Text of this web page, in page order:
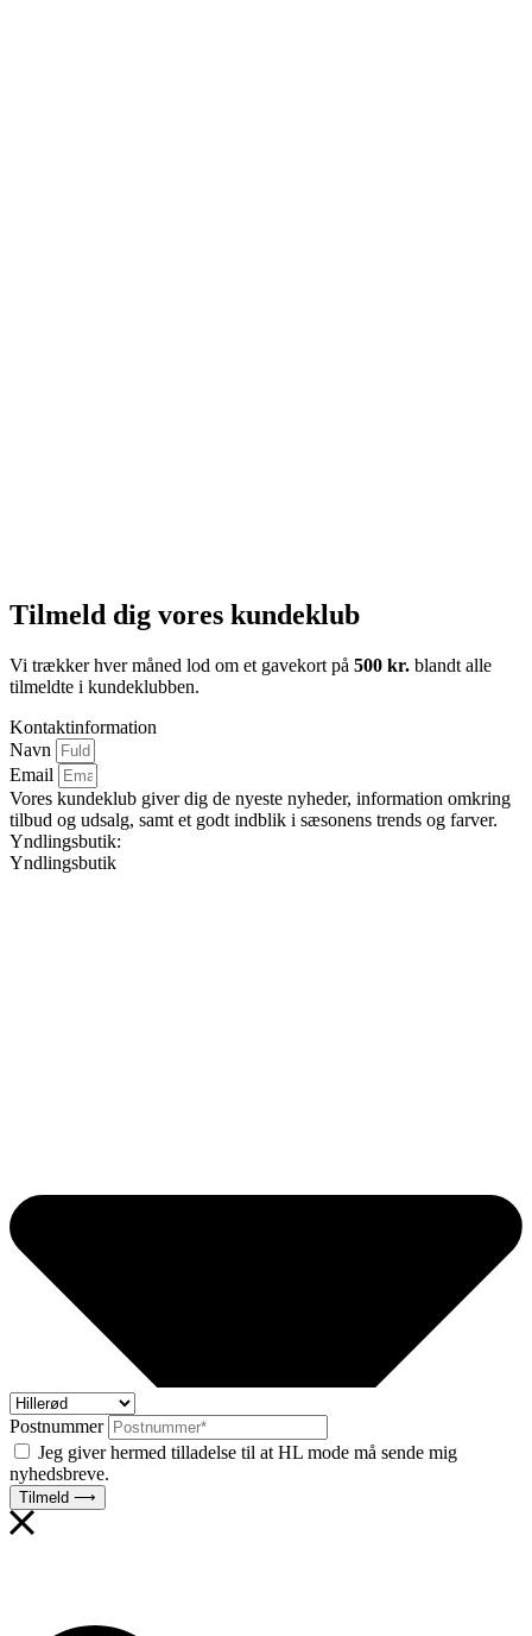
Tilmeld dig vores kundeklub
Vi trækker hver måned lod om et gavekort på 500 kr. blandt alle
tilmeldte i kundeklubben.
Kontaktinformation
Navn
Email
Vores kundeklub giver dig de nyeste nyheder, information omkring
tilbud og udsalg, samt et godt indblik i sæsonens trends og farver.
Yndlingsbutik:
Yndlingsbutik
Postnummer
Jeg giver hermed tilladelse til at HL mode må sende mig
nyhedsbreve.
Tilmeld ⟶